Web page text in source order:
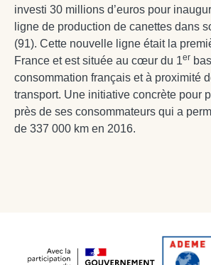
investi 30 millions d’euros pour
ligne de production de canettes dans
(91). Cette nouvelle ligne était la
France et est située au cœur du 1er
consommation français et à proximité
transport. Une initiative concrète pour
près de ses consommateurs qui a
de 337 000 km en 2016.